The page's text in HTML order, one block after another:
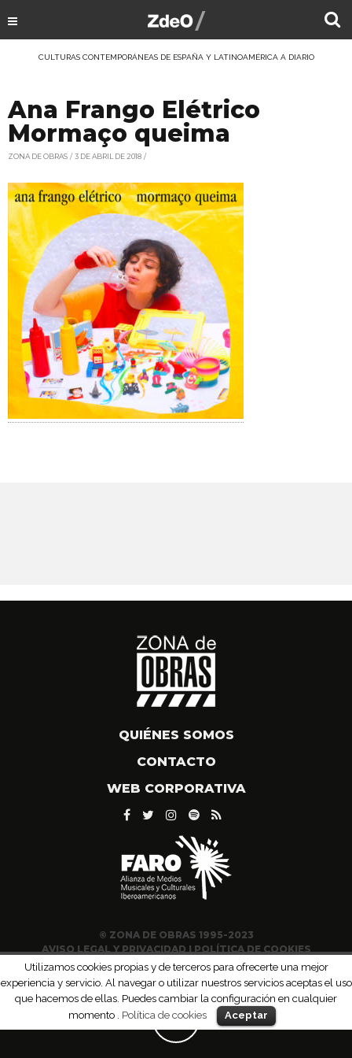
CULTURAS CONTEMPORÁNEAS DE ESPAÑA Y LATINOAMÉRICA A DIARIO
Ana Frango Elétrico
Mormaço queima
ZONA DE OBRAS 3 DE ABRIL DE 2018
QUIÉNES SOMOS
CONTACTO
WEB CORPORATIVA
© ZONA DE OBRAS 1995-2023
AVISO LEGAL Y PRIVACIDAD|POLÍTICA DE COOKIES
Utilizamos cookies propias y de terceros para ofrecerte una mejor
experiencia y servicio. Al navegar o utilizar nuestros servicios aceptas el uso
que hacemos de ellas. Puedes cambiar la configuración en cualquier
momento . Política de cookies Aceptar